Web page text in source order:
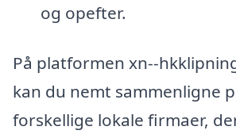
og opefter.
På platformen xn--
kan du nemt sammenligne
forskellige lokale firmaer,